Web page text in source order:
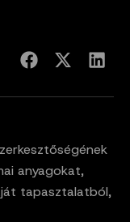
anyagokat,
tapasztalatból,